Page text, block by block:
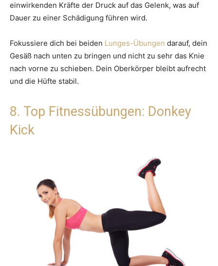
einwirkenden Kräfte der Druck auf das Gelenk, was auf
Dauer zu einer Schädigung führen wird.
Fokussiere dich bei beiden Lunges-Übungen darauf, dein
Gesäß nach unten zu bringen und nicht zu sehr das Knie
nach vorne zu schieben. Dein Oberkörper bleibt aufrecht
und die Hüfte stabil.
8. Top Fitnessübungen: Donkey
Kick